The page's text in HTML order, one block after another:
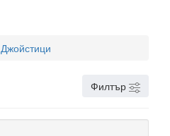
Джойстици
Филтър